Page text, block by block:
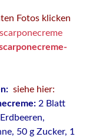
Fotos klicken
siehe hier:
: 2 Blatt
50 g Zucker, 1